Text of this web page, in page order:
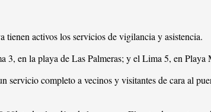
tienen activos los servicios de vigilancia y asistencia.
en la playa de Las Palmeras; y el Lima 5, en Playa
completo a vecinos y visitantes de cara al